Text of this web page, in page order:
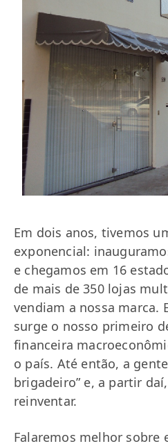
Em dois anos, tivemos
exponencial:
e chegamos em 16
de mais de 350 lojas
vendiam a nossa marca.
surge o nosso primeiro
financeira
o país. Até então, a
brigadeiro” e, a partir
reinventar.
Falaremos melhor sobre